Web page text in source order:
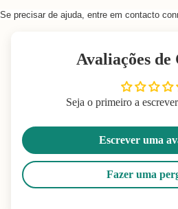
Se precisar de ajuda, entre em contacto
Avaliações de
Seja o primeiro a
Escrever uma
Fazer uma